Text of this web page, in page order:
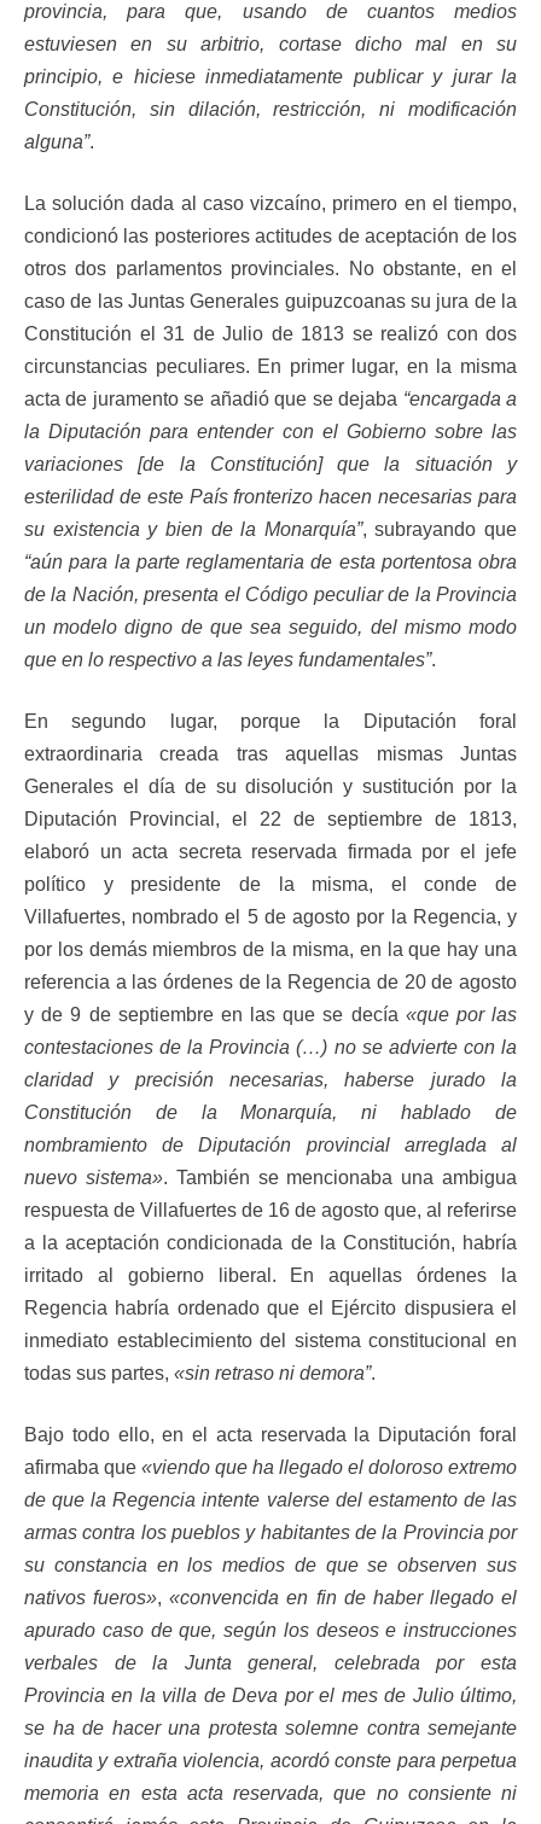
provincia, para que, usando de cuantos medios
estuviesen en su arbitrio, cortase dicho mal en su
principio, e hiciese inmediatamente publicar y jurar la
Constitución, sin dilación, restricción, ni modificación
alguna”.
La solución dada al caso vizcaíno, primero en el tiempo,
condicionó las posteriores actitudes de aceptación de los
otros dos parlamentos provinciales. No obstante, en el
caso de las Juntas Generales guipuzcoanas su jura de la
Constitución el 31 de Julio de 1813 se realizó con dos
circunstancias peculiares. En primer lugar, en la misma
acta de juramento se añadió que se dejaba “encargada a
la Diputación para entender con el Gobierno sobre las
variaciones [de la Constitución] que la situación y
esterilidad de este País fronterizo hacen necesarias para
su existencia y bien de la Monarquía”, subrayando que
“aún para la parte reglamentaria de esta portentosa obra
de la Nación, presenta el Código peculiar de la Provincia
un modelo digno de que sea seguido, del mismo modo
que en lo respectivo a las leyes fundamentales”.
En segundo lugar, porque la Diputación foral
extraordinaria creada tras aquellas mismas Juntas
Generales el día de su disolución y sustitución por la
Diputación Provincial, el 22 de septiembre de 1813,
elaboró un acta secreta reservada firmada por el jefe
político y presidente de la misma, el conde de
Villafuertes, nombrado el 5 de agosto por la Regencia, y
por los demás miembros de la misma, en la que hay una
referencia a las órdenes de la Regencia de 20 de agosto
y de 9 de septiembre en las que se decía «que por las
contestaciones de la Provincia (…) no se advierte con la
claridad y precisión necesarias, haberse jurado la
Constitución de la Monarquía, ni hablado de
nombramiento de Diputación provincial arreglada al
nuevo sistema». También se mencionaba una ambigua
respuesta de Villafuertes de 16 de agosto que, al referirse
a la aceptación condicionada de la Constitución, habría
irritado al gobierno liberal. En aquellas órdenes la
Regencia habría ordenado que el Ejército dispusiera el
inmediato establecimiento del sistema constitucional en
todas sus partes, «sin retraso ni demora”.
Bajo todo ello, en el acta reservada la Diputación foral
afirmaba que «viendo que ha llegado el doloroso extremo
de que la Regencia intente valerse del estamento de las
armas contra los pueblos y habitantes de la Provincia por
su constancia en los medios de que se observen sus
nativos fueros»,«convencida en fin de haber llegado el
apurado caso de que, según los deseos e instrucciones
verbales de la Junta general, celebrada por esta
Provincia en la villa de Deva por el mes de Julio último,
se ha de hacer una protesta solemne contra semejante
inaudita y extraña violencia, acordó conste para perpetua
memoria en esta acta reservada, que no consiente ni